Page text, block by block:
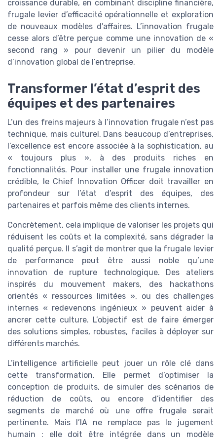
croissance durable, en combinant discipline financière,
frugale levier d’efficacité opérationnelle et exploration
de nouveaux modèles d’affaires. L’innovation frugale
cesse alors d’être perçue comme une innovation de «
second rang » pour devenir un pilier du modèle
d’innovation global de l’entreprise.
Transformer l’état d’esprit des
équipes et des partenaires
L’un des freins majeurs à l’innovation frugale n’est pas
technique, mais culturel. Dans beaucoup d’entreprises,
l’excellence est encore associée à la sophistication, au
« toujours plus », à des produits riches en
fonctionnalités. Pour installer une frugale innovation
crédible, le Chief Innovation Officer doit travailler en
profondeur sur l’état d’esprit des équipes, des
partenaires et parfois même des clients internes.
Concrètement, cela implique de valoriser les projets qui
réduisent les coûts et la complexité, sans dégrader la
qualité perçue. Il s’agit de montrer que la frugale levier
de performance peut être aussi noble qu’une
innovation de rupture technologique. Des ateliers
inspirés du mouvement makers, des hackathons
orientés « ressources limitées », ou des challenges
internes « redevenons ingénieux » peuvent aider à
ancrer cette culture. L’objectif est de faire émerger
des solutions simples, robustes, faciles à déployer sur
différents marchés.
L’intelligence artificielle peut jouer un rôle clé dans
cette transformation. Elle permet d’optimiser la
conception de produits, de simuler des scénarios de
réduction de coûts, ou encore d’identifier des
segments de marché où une offre frugale serait
pertinente. Mais l’IA ne remplace pas le jugement
humain : elle doit être intégrée dans un modèle